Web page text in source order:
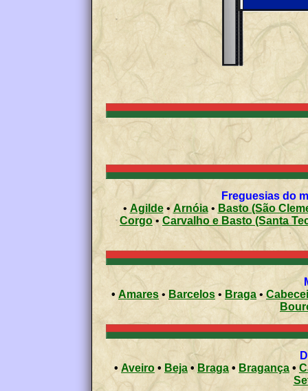
Freguesias do
• Agilde•Arnóia• Basto (São
Corgo• Carvalho e Basto (Santa
• Amares • Barcelos • Braga •
• Aveiro • Beja • Braga • Bragança •